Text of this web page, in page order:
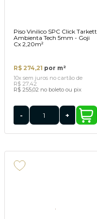
Piso Vinilico SPC Click Tarkett
Ambienta Tech 5mm - Goji
Cx 2,20m²
R$ 274,21 por m²
10x sem juros no cartãode
R$ 27,42
R$ 255,02 no boleto ou pix
- +